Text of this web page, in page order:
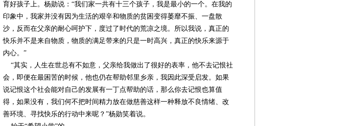
育好孩子上。杨勋说：“我们家一共有十三个孩子，我是最小的一个。在我的
印象中，我家并没有因为生活的艰辛和物质的贫困变得萎靡不振、一盘散
沙，反而在父亲的耐心呵护下，度过了时代的荒凉之境。所以我说，真正的
快乐并不是来自物质，物质的满足带来的只是一时高兴，真正的快乐来源于
内心。”
“其实，人生在世总有不如意，父亲给我做出了很好的表率，他不去记恨社
会，即便在最困苦的时候，他也仍在帮助邻里乡亲，我因此深受启发。如果
说记恨这个社会能对自己的发展有一丁点帮助的话，那么你去记恨也算值
得，如果没有，我们何不把时间精力放在做慈善这样一种释放不良情绪、改
善环境、寻找快乐的行动中来呢？”杨勋笑着说。